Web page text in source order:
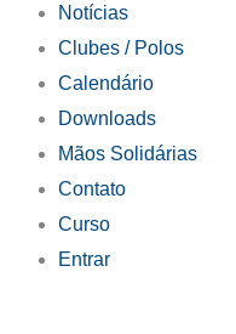
Notícias
Clubes / Polos
Calendário
Downloads
Mãos Solidárias
Contato
Curso
Entrar